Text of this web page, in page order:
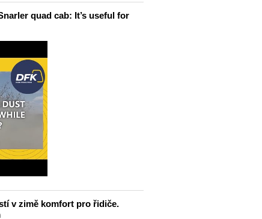
quad cab: It’s useful for
v zimě komfort pro řidiče.